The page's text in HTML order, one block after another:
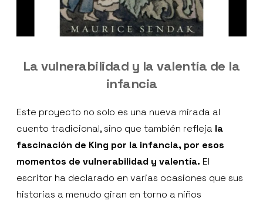
La vulnerabilidad y la valentía de la
infancia
Este proyecto no solo es una nueva mirada al
cuento tradicional, sino que también refleja la
fascinación de King por la infancia, por esos
momentos de vulnerabilidad y valentía. El
escritor ha declarado en varias ocasiones que sus
historias a menudo giran en torno a niños